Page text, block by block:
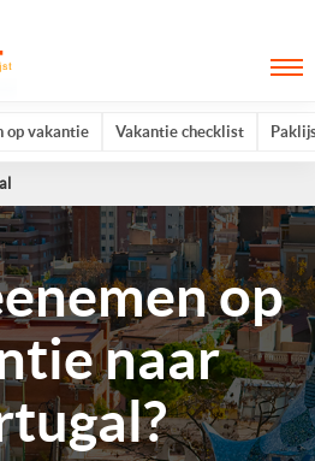
op vakantie Vakantie checklist
op
naar